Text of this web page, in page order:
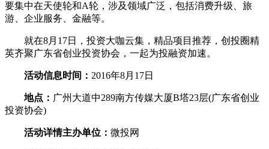
要集中在天使轮和A轮，涉及领域广泛，包括消费升级、旅
游、企业服务、金融等。
就在8月17日，投资大咖云集，精品项目推荐，创投圈精
英齐聚广东省创业投资协会，一起为投融资加速。
活动信息时间： 2016年8月17日
地点： 广州大道中289南方传媒大厦B塔23层(广东省创业
投资协会)
活动详情主办单位： 微投网